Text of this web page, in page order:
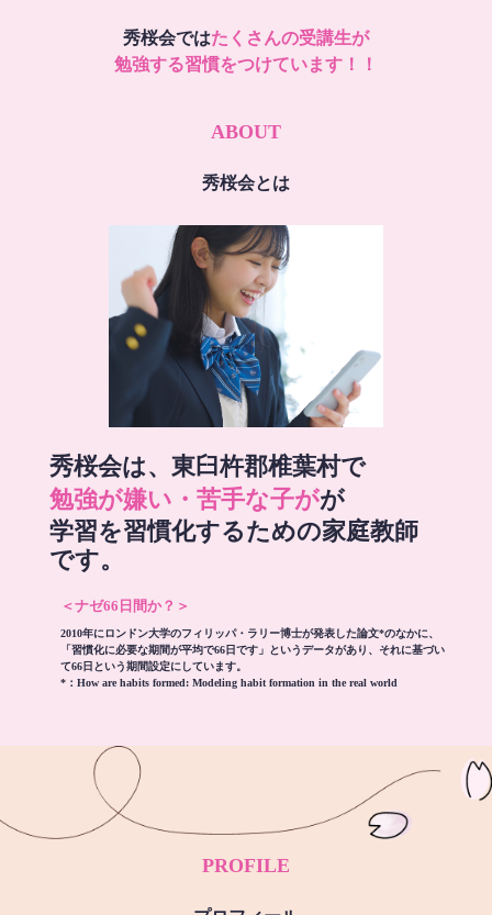
秀桜会ではたくさんの受講生が
勉強する習慣をつけています！！
ABOUT
秀桜会とは
秀桜会は、東臼杵郡椎葉村で
勉強が嫌い・苦手な子がが
学習を習慣化するための家庭教師
です。
＜ナゼ66日間か？＞
2010年にロンドン大学のフィリッパ・ラリー博士が発表した論文*のなかに、
「習慣化に必要な期間が平均で66日です」というデータがあり、それに基づい
て66日という期間設定にしています。
*： How are habits formed: Modeling habit formation in the real world
PROFILE